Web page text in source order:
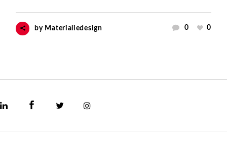
by Materialiedesign 0 0